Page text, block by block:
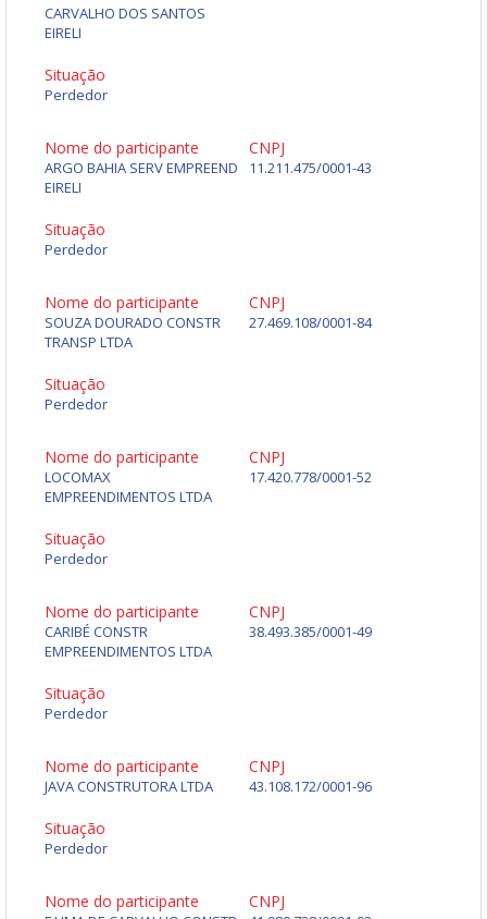
CARVALHO DOS SANTOS
EIRELI
Situação
Perdedor
Nome do participante
ARGO BAHIA SERV EMPREEND
EIRELI
CNPJ
11.211.475/0001-43
Situação
Perdedor
Nome do participante
SOUZA DOURADO CONSTR
TRANSP LTDA
CNPJ
27.469.108/0001-84
Situação
Perdedor
Nome do participante
LOCOMAX
EMPREENDIMENTOS LTDA
CNPJ
17.420.778/0001-52
Situação
Perdedor
Nome do participante
CARIBÉ CONSTR
EMPREENDIMENTOS LTDA
CNPJ
38.493.385/0001-49
Situação
Perdedor
Nome do participante
JAVA CONSTRUTORA LTDA
CNPJ
43.108.172/0001-96
Situação
Perdedor
Nome do participante CNPJ